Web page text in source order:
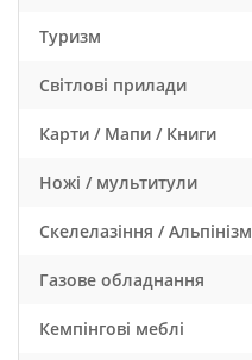
Туризм
Світлові прилади
Карти / Мапи / Книги
Ножі / мультитули
Скелелазіння / Альпінізм
Газове обладнання
Кемпінгові меблі